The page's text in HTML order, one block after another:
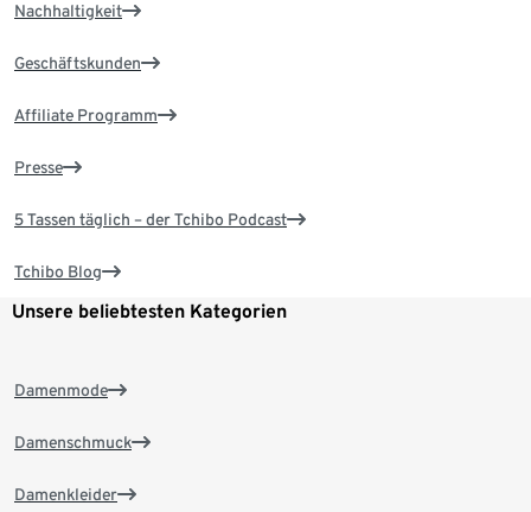
Nachhaltigkeit
Geschäftskunden
Affiliate Programm
Presse
5 Tassen täglich – der Tchibo Podcast
Tchibo Blog
Unsere beliebtesten Kategorien
Damenmode
Damenschmuck
Damenkleider